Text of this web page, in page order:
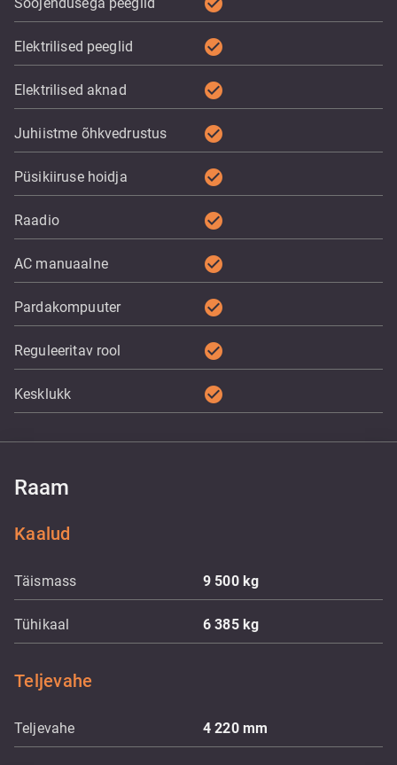
Elektrilised peeglid check_circle
Elektrilised aknad check_circle
Juhiistme õhkvedrustus check_circle
Püsikiiruse hoidja check_circle
Raadio check_circle
AC manuaalne check_circle
Pardakompuuter check_circle
Reguleeritav rool check_circle
Kesklukk check_circle
Raam
Kaalud
Täismass 9 500 kg
Tühikaal 6 385 kg
Teljevahe
Teljevahe 4 220 mm